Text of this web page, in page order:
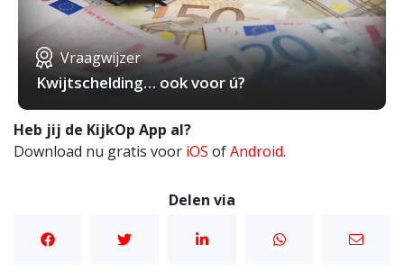
Vraagwijzer
Kwijtschelding… ook voor ú?
Heb jij de KijkOp App al?
Download nu gratis voor iOS ofAndroid.
Delen via